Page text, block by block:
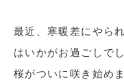
最近、寒暖差にやら
はいかがお過ごしで
桜がついに咲き始め